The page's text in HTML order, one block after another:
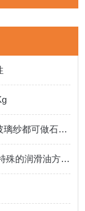
钢丝、铜丝、镍丝、碳纤维，预氧丝、玻璃纱都可做石墨盘根的简金属丝
苎麻纤维， 内、外涂石墨，且充分浸润特殊的润滑油方形编织而成高水基盘根